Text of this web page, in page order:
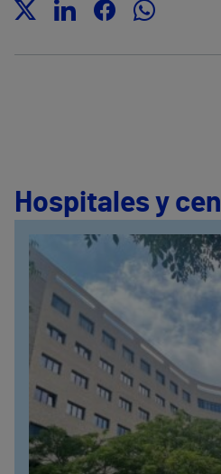
Hospitales y